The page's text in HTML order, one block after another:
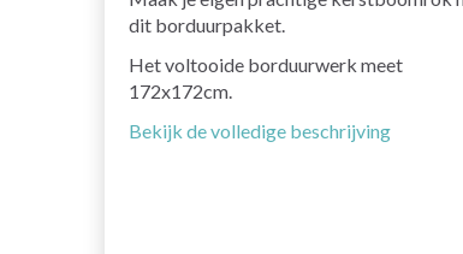
dit borduurpakket.
Het voltooide borduurwerk meet
172x172cm.
Bekijk de volledige beschrijving